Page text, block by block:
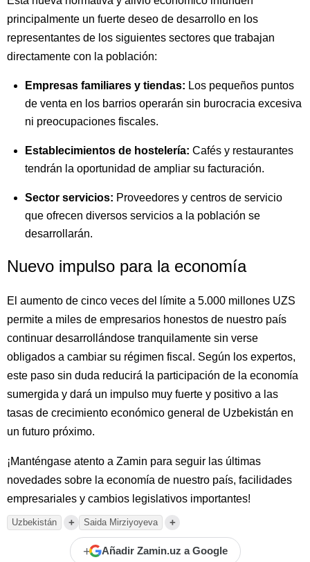
principalmente un fuerte deseo de desarrollo en los
representantes de los siguientes sectores que trabajan
directamente con la población:
Empresas familiares y tiendas: Los pequeños puntos
de venta en los barrios operarán sin burocracia excesiva
ni preocupaciones fiscales.
Establecimientos de hostelería: Cafés y restaurantes
tendrán la oportunidad de ampliar su facturación.
Sector servicios: Proveedores y centros de servicio
que ofrecen diversos servicios a la población se
desarrollarán.
Nuevo impulso para la economía
El aumento de cinco veces del límite a 5.000 millones UZS
permite a miles de empresarios honestos de nuestro país
continuar desarrollándose tranquilamente sin verse
obligados a cambiar su régimen fiscal. Según los expertos,
este paso sin duda reducirá la participación de la economía
sumergida y dará un impulso muy fuerte y positivo a las
tasas de crecimiento económico general de Uzbekistán en
un futuro próximo.
¡Manténgase atento a Zamin para seguir las últimas
novedades sobre la economía de nuestro país, facilidades
empresariales y cambios legislativos importantes!
Uzbekistán + Saida Mirziyoyeva +
+ Añadir Zamin.uz a Google